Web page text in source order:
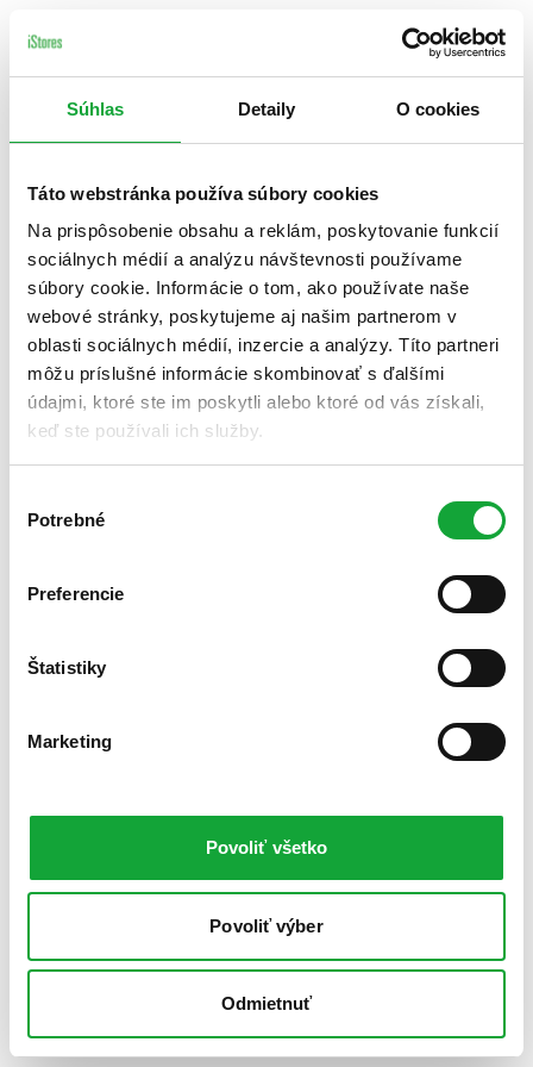
Súhlas Detaily O cookies
Táto webstránka používa súbory cookies
Na prispôsobenie obsahu a reklám, poskytovanie funkcií
sociálnych médií a analýzu návštevnosti používame
súbory cookie. Informácie o tom, ako používate naše
webové stránky, poskytujeme aj našim partnerom v
oblasti sociálnych médií, inzercie a analýzy. Títo partneri
môžu príslušné informácie skombinovať s ďalšími
údajmi, ktoré ste im poskytli alebo ktoré od vás získali,
keď ste používali ich služby.
súhlasu
Potrebné
Preferencie
Štatistiky
Marketing
Povoliť všetko
Povoliť výber
Odmietnuť